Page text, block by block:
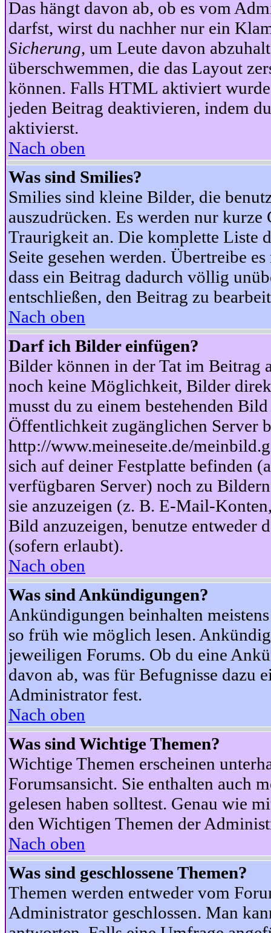
Das hängt davon ab, ob es vom
darfst, wirst du nachher nur ein
Sicherung, um Leute davon
überschwemmen, die das Layout
können. Falls HTML aktiviert
jeden Beitrag deaktivieren, indem
aktivierst.
Nach oben
Was sind Smilies?
Smilies sind kleine Bilder, die
auszudrücken. Es werden nur
Traurigkeit an. Die komplette Liste
Seite gesehen werden. Übertreibe
dass ein Beitrag dadurch völlig
entschließen, den Beitrag zu
Nach oben
Darf ich Bilder einfügen?
Bilder können in der Tat im Beitrag
noch keine Möglichkeit, Bilder
musst du zu einem bestehenden
Öffentlichkeit zugänglichen Server
http://www.meineseite.de/
sich auf deiner Festplatte befinden
verfügbaren Server) noch zu
sie anzuzeigen (z. B. E-Mail-
Bild anzuzeigen, benutze
(sofern erlaubt).
Nach oben
Was sind Ankündigungen?
Ankündigungen beinhalten
so früh wie möglich lesen.
jeweiligen Forums. Ob du eine
davon ab, was für Befugnisse dazu
Administrator fest.
Nach oben
Was sind Wichtige Themen?
Wichtige Themen erscheinen
Forumsansicht. Sie enthalten auch
gelesen haben solltest. Genau wie
den Wichtigen Themen der
Nach oben
Was sind geschlossene Themen?
Themen werden entweder vom
Administrator geschlossen. Man